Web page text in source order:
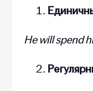
He will spend